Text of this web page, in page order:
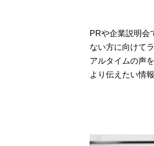
PRや企業説明会
ない方に向けて
アルタイムの声
より伝えたい情